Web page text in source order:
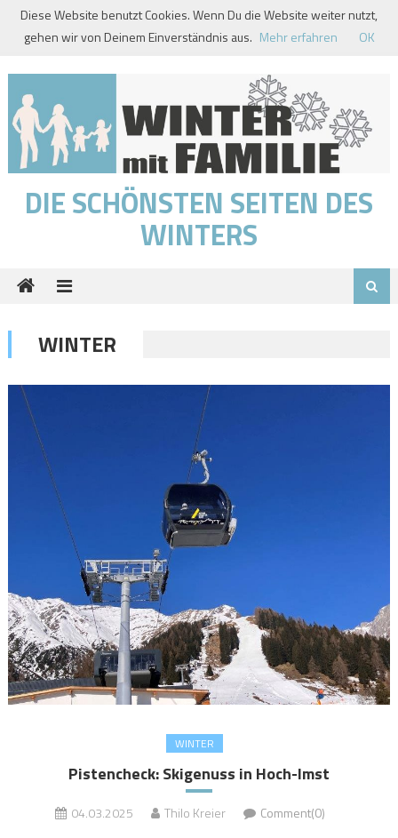
Skip
DIE SCHÖNSTEN SEITEN DES
WINTERS
WINTER
WINTER
Pistencheck: Skigenuss in Hoch-Imst
04.03.2025 Thilo Kreier Comment(0)
Diese Website benutzt Cookies. Wenn Du die Website weiter nutzt,
gehen wir von Deinem Einverständnis aus. Mehr erfahren OK